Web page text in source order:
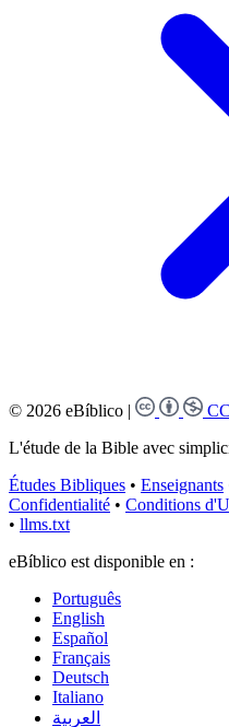
© 2026 eBíblico |
L'étude de la Bible avec
Études Bibliques • Enseignants
Confidentialité • Conditions
• llms.txt
eBíblico est disponible en :
Português
English
Español
Français
Deutsch
Italiano
العربية